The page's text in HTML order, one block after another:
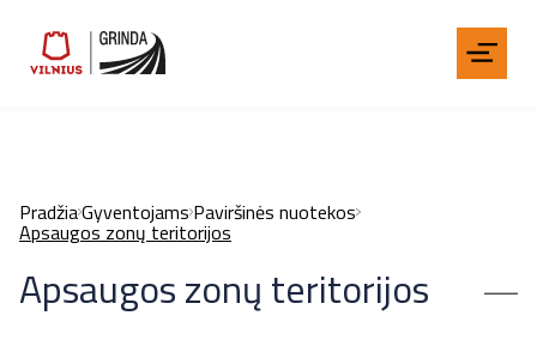
PradžiaGyventojamsPaviršinės nuotekos
Apsaugos zonų teritorijos
Apsaugos zonų teritorijos